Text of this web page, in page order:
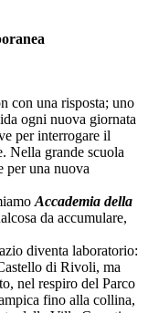
con una risposta; uno
ogni nuova giornata
per interrogare il
Nella grande scuola
per una nuova
Accademia della
da accumulare,
diventa laboratorio:
di Rivoli, ma
nel respiro del Parco
fino alla collina,